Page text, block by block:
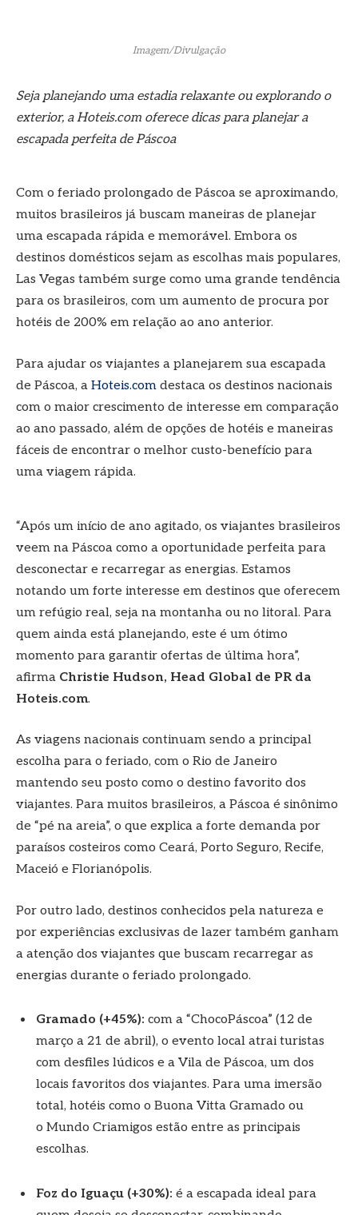
Imagem/Divulgação
Seja planejando uma estadia relaxante ou explorando o
exterior, a Hoteis.com oferece dicas para planejar a
escapada perfeita de Páscoa
Com o feriado prolongado de Páscoa se aproximando,
muitos brasileiros já buscam maneiras de planejar
uma escapada rápida e memorável. Embora os
destinos domésticos sejam as escolhas mais populares,
Las Vegas também surge como uma grande tendência
para os brasileiros, com um aumento de procura por
hotéis de 200% em relação ao ano anterior.
Para ajudar os viajantes a planejarem sua escapada
de Páscoa, a Hoteis.com destaca os destinos nacionais
com o maior crescimento de interesse em comparação
ao ano passado, além de opções de hotéis e maneiras
fáceis de encontrar o melhor custo-benefício para
uma viagem rápida.
“Após um início de ano agitado, os viajantes brasileiros
veem na Páscoa como a oportunidade perfeita para
desconectar e recarregar as energias. Estamos
notando um forte interesse em destinos que oferecem
um refúgio real, seja na montanha ou no litoral. Para
quem ainda está planejando, este é um ótimo
momento para garantir ofertas de última hora”,
afirma Christie Hudson, Head Global de PR da
Hoteis.com.
As viagens nacionais continuam sendo a principal
escolha para o feriado, com o Rio de Janeiro
mantendo seu posto como o destino favorito dos
viajantes. Para muitos brasileiros, a Páscoa é sinônimo
de “pé na areia”, o que explica a forte demanda por
paraísos costeiros como Ceará, Porto Seguro, Recife,
Maceió e Florianópolis.
Por outro lado, destinos conhecidos pela natureza e
por experiências exclusivas de lazer também ganham
a atenção dos viajantes que buscam recarregar as
energias durante o feriado prolongado.
Gramado (+45%): com a “ChocoPáscoa” (12 de
março a 21 de abril), o evento local atrai turistas
com desfiles lúdicos e a Vila de Páscoa, um dos
locais favoritos dos viajantes. Para uma imersão
total, hotéis como o Buona Vitta Gramado ou
o Mundo Criamigos estão entre as principais
escolhas.
Foz do Iguaçu (+30%): é a escapada ideal para